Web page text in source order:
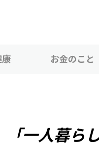
康 お金のこと
「一人暮ら